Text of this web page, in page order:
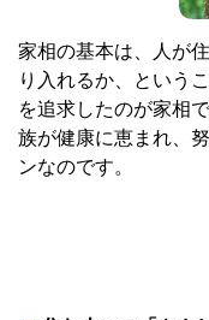
家相の基本は、人が
り入れるか、という
を追求したのが家相
族が健康に恵まれ、
ンなのです。